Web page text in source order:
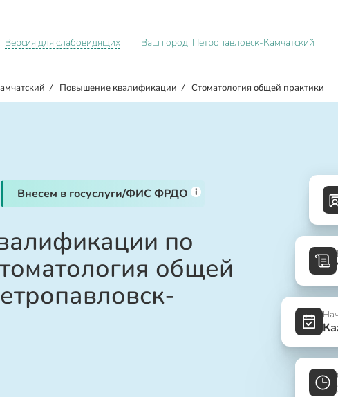
Версия для слабовидящих Ваш город: Петропавловск-Камчатский
/ Повышение квалификации / Стоматология общей практики
Внесем в госуслуги/ФИС ФРДО i
по
общей